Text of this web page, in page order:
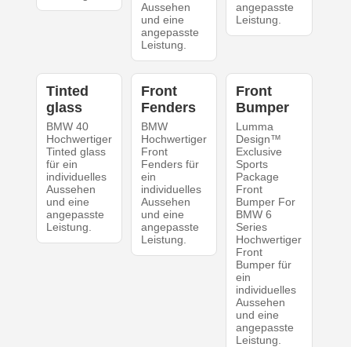
Aussehen
und eine
angepasste
Leistung.
angepasste
Leistung.
Tinted
glass
BMW 40
Hochwertiger
Tinted glass
für ein
individuelles
Aussehen
und eine
angepasste
Leistung.
Front
Fenders
BMW
Hochwertiger
Front
Fenders für
ein
individuelles
Aussehen
und eine
angepasste
Leistung.
Front
Bumper
Lumma
Design™
Exclusive
Sports
Package
Front
Bumper For
BMW 6
Series
Hochwertiger
Front
Bumper für
ein
individuelles
Aussehen
und eine
angepasste
Leistung.